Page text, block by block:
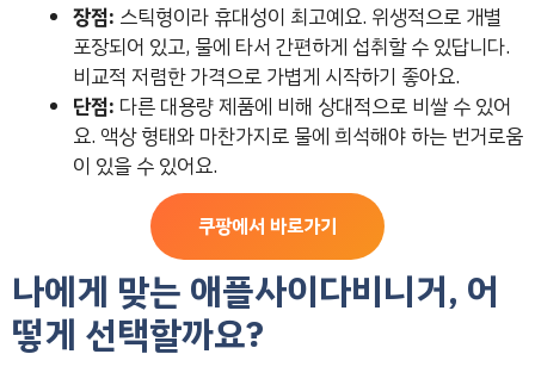
장점: 스틱형이라 휴대성이 최고예요. 위생적으로 개별
포장되어 있고, 물에 타서 간편하게 섭취할 수 있답니다.
비교적 저렴한 가격으로 가볍게 시작하기 좋아요.
단점: 다른 대용량 제품에 비해 상대적으로 비쌀 수 있어
요. 액상 형태와 마찬가지로 물에 희석해야 하는 번거로움
이 있을 수 있어요.
쿠팡에서 바로가기
나에게 맞는 애플사이다비니거, 어
떻게 선택할까요?